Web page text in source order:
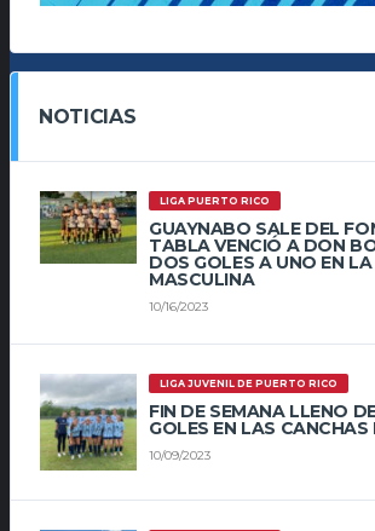
NOTICIAS
LIGA PUERTO RICO
GUAYNABO SALE DEL
TABLA VENCIÓ A DON
DOS GOLES A UNO EN LA
MASCULINA
10/16/2023
LIGA JUVENIL DE PUERTO RICO
FIN DE SEMANA LLENO
GOLES EN LAS CANCHAS
10/09/2023